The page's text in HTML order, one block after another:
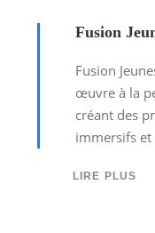
Fusion
Fusion
œuvre à la
créant des
immersifs
LIRE PLUS